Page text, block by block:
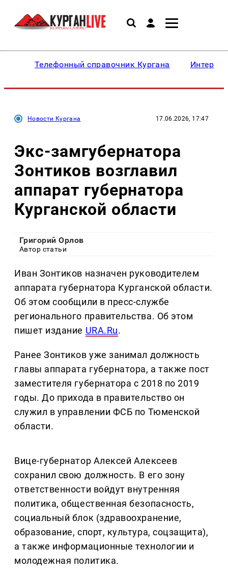
Телефонный справочник Кургана
Новости Кургана 17.06.2026, 17:47
Экс-замгубернатора
Зонтиков возглавил
аппарат губернатора
Курганской области
Григорий Орлов
Автор статьи
Иван Зонтиков назначен руководителем
аппарата губернатора Курганской области.
Об этом сообщили в пресс-службе
регионального правительства. Об этом
пишет издание URA.Ru.
Ранее Зонтиков уже занимал должность
главы аппарата губернатора, а также пост
заместителя губернатора с 2018 по 2019
годы. До прихода в правительство он
служил в управлении ФСБ по Тюменской
области.
Вице-губернатор Алексей Алексеев
сохранил свою должность. В его зону
ответственности войдут внутренняя
политика, общественная безопасность,
социальный блок (здравоохранение,
образование, спорт, культура, соцзащита),
а также информационные технологии и
молодежная политика.